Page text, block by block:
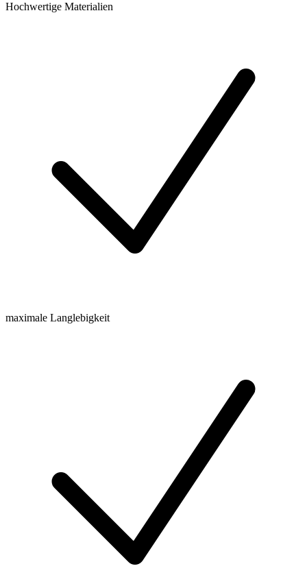
Hochwertige Materialien
maximale Langlebigkeit